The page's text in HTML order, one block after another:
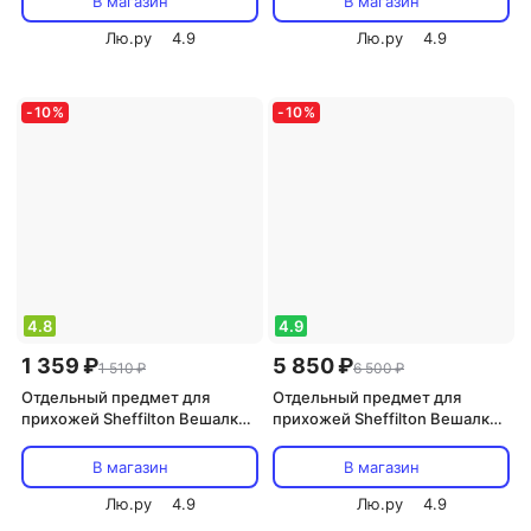
(986266)
Лю.ру
4.9
Лю.ру
4.9
-10%
4.8
1 359 ₽1 510 ₽
Отдельный предмет для
прихожей Sheffilton Вешалка
беленый/алюм.металлик
В магазин
Лю.ру
4.9
-10%
4.9
5 850 ₽6 500 ₽
Отдельный предмет для
прихожей Sheffilton Вешалка
орех/мрамор (903278)
В магазин
Лю.ру
4.9